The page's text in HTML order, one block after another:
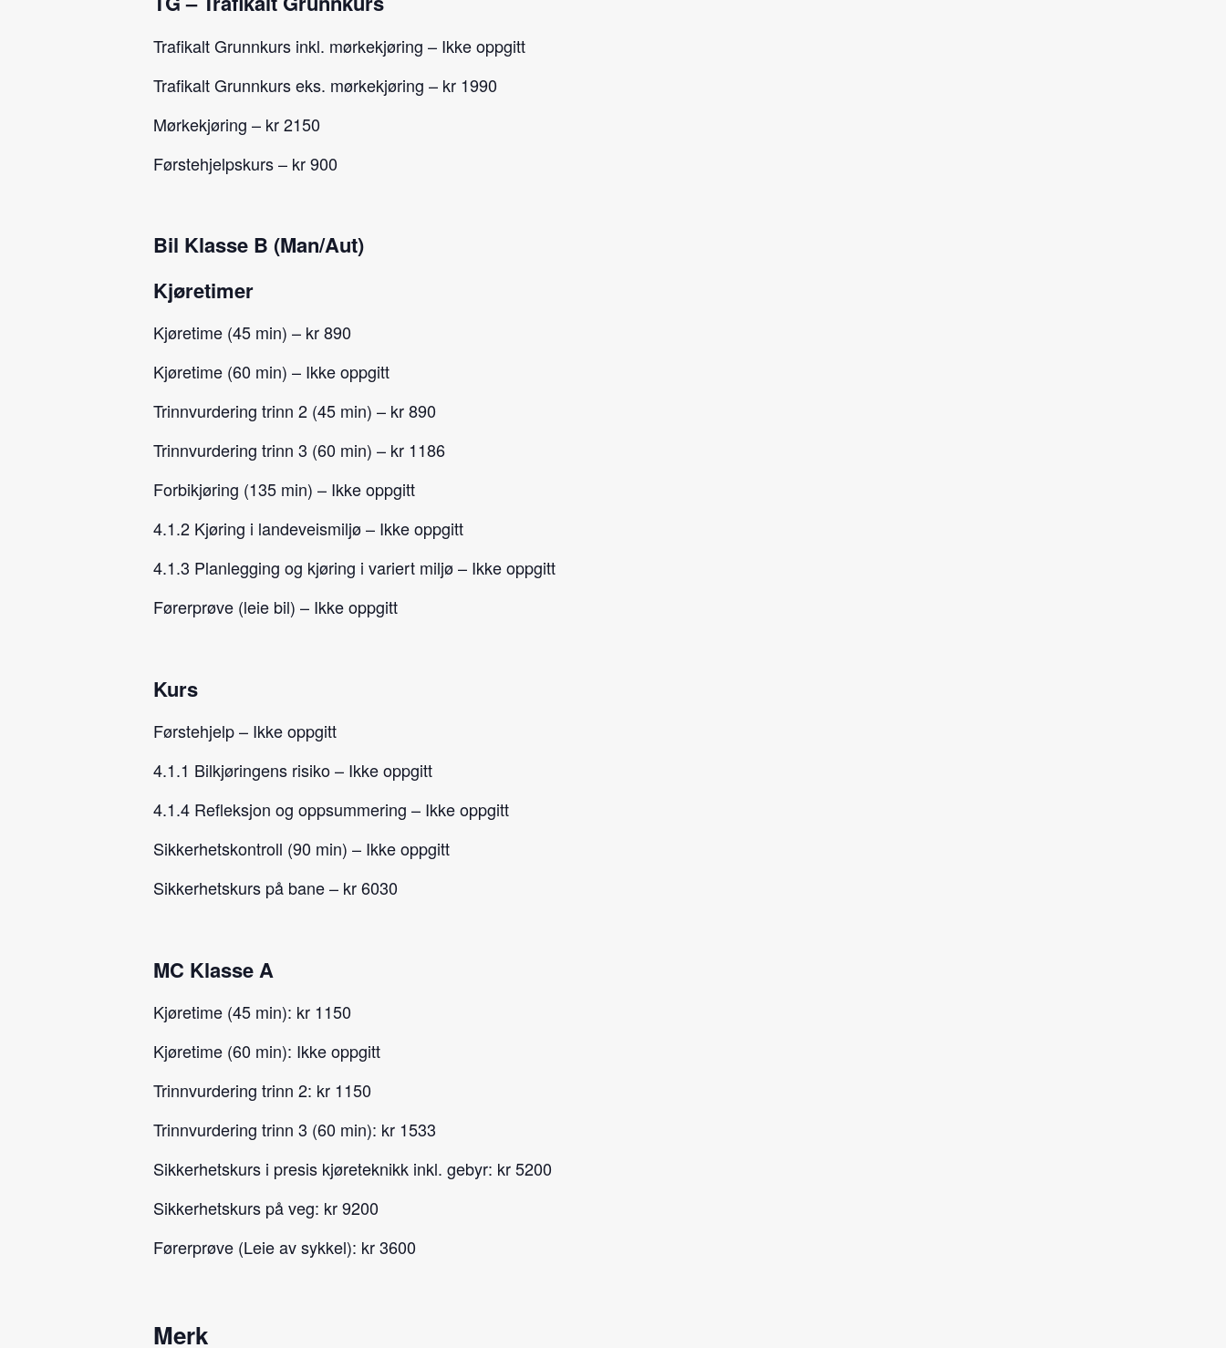
Trafikalt Grunnkurs inkl. mørkekjøring – Ikke oppgitt
Trafikalt Grunnkurs eks. mørkekjøring – kr 1990
Mørkekjøring – kr 2150
Førstehjelpskurs – kr 900
Bil Klasse B (Man/Aut)
Kjøretimer
Kjøretime (45 min) – kr 890
Kjøretime (60 min) – Ikke oppgitt
Trinnvurdering trinn 2 (45 min) – kr 890
Trinnvurdering trinn 3 (60 min) – kr 1186
Forbikjøring (135 min) – Ikke oppgitt
4.1.2 Kjøring i landeveismiljø – Ikke oppgitt
4.1.3 Planlegging og kjøring i variert miljø – Ikke oppgitt
Førerprøve (leie bil) – Ikke oppgitt
Kurs
Førstehjelp – Ikke oppgitt
4.1.1 Bilkjøringens risiko – Ikke oppgitt
4.1.4 Refleksjon og oppsummering – Ikke oppgitt
Sikkerhetskontroll (90 min) – Ikke oppgitt
Sikkerhetskurs på bane – kr 6030
MC Klasse A
Kjøretime (45 min): kr 1150
Kjøretime (60 min): Ikke oppgitt
Trinnvurdering trinn 2: kr 1150
Trinnvurdering trinn 3 (60 min): kr 1533
Sikkerhetskurs i presis kjøreteknikk inkl. gebyr: kr 5200
Sikkerhetskurs på veg: kr 9200
Førerprøve (Leie av sykkel): kr 3600
Merk